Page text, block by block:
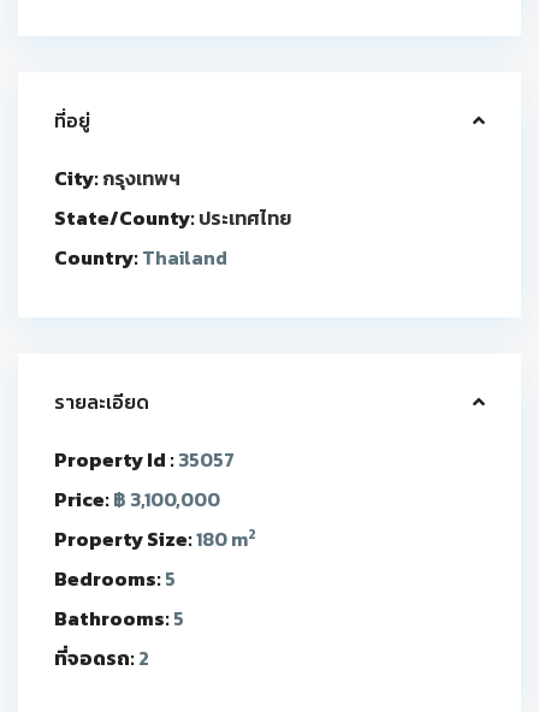
ที่อยู่
City:กรุงเทพฯ
State/County:ประเทศไทย
Country:Thailand
รายละเอียด
Property Id :35057
Price:฿ 3,100,000
Property Size:180 m2
Bedrooms:5
Bathrooms:5
ที่จอดรถ:2